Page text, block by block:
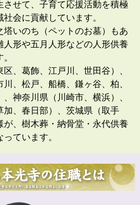
させて、子育て応援活動を積極
会に貢献しています。
塔いのち（ペットのお墓）もあ
人形や五月人形などの人形供養
、葛飾、江戸川、世田谷）、
、松戸、船橋、鎌ヶ谷、柏、
神奈川県（川崎市、横浜）、
加、春日部）、茨城県（取手
が、樹木葬・納骨堂・永代供養
ています。